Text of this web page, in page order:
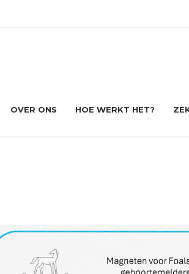
OVER ONS HOE WERKT HET?
Producten Magneten voor Foalstart